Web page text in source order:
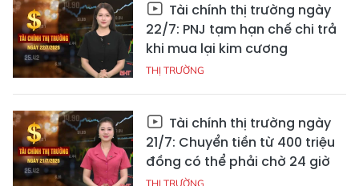
Tài chính thị trường ngày
22/7: PNJ tạm hạn chế chi trả
khi mua lại kim cương
THỊ TRƯỜNG
Tài chính thị trường ngày
21/7: Chuyển tiền từ 400 triệu
đồng có thể phải chờ 24 giờ
THỊ TRƯỜNG